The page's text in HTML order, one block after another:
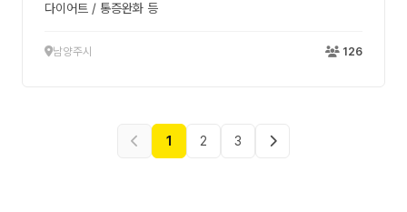
다이어트 / 통증완화 등
남양주시 126
1 2 3